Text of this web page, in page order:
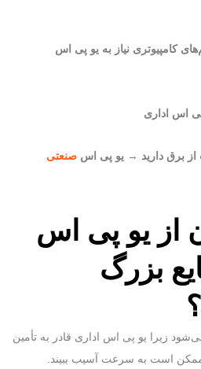
کامپیوتری نیاز به یو پی اس
اس اداری
از برق دارید → یو پی اس صنعتی
از یو پی اس
بزرگ
زیرا یو پی اس اداری قادر به تأمین
است به سرعت آسیب ببیند.